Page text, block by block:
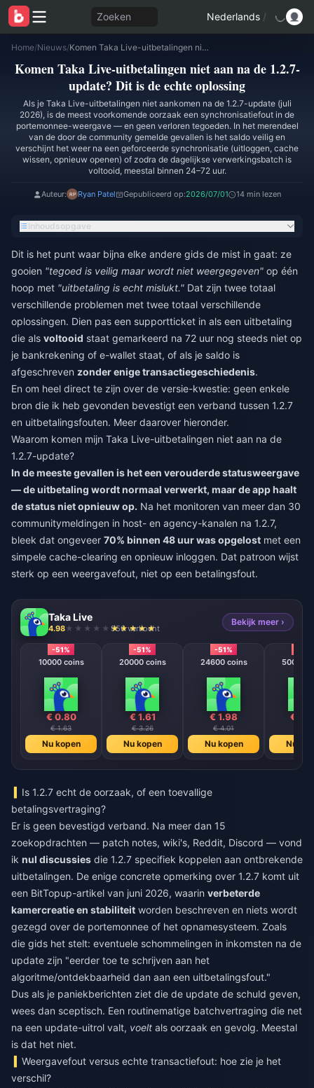
Zoeken Nederlands /
Home/Nieuws/ Komen Taka Live-uitbetalingen niet aan na de 1.2.7-update? Dit is de echte oplossing
Komen Taka Live-uitbetalingen niet aan na de 1.2.7-
update? Dit is de echte oplossing
Als je Taka Live-uitbetalingen niet aankomen na de 1.2.7-update (juli
2026), is de meest voorkomende oorzaak een synchronisatiefout in de
portemonnee-weergave — en geen verloren tegoeden. In het merendeel
van de door de community gemelde gevallen is het saldo veilig en
verschijnt het weer na een geforceerde synchronisatie (uitloggen, cache
wissen, opnieuw openen) of zodra de dagelijkse verwerkingsbatch is
voltooid, meestal binnen 24–72 uur.
Auteur: Ryan Patel Gepubliceerd op:2026/07/01 14 min lezen
Inhoudsopgave
Dit is het punt waar bijna elke andere gids de mist in gaat: ze
gooien "tegoed is veilig maar wordt niet weergegeven" op één
hoop met "uitbetaling is echt mislukt." Dat zijn twee totaal
verschillende problemen met twee totaal verschillende
oplossingen. Dien pas een supportticket in als een uitbetaling
die als voltooid staat gemarkeerd na 72 uur nog steeds niet op
je bankrekening of e-wallet staat, of als je saldo is
afgeschreven zonder enige transactiegeschiedenis.
En om heel direct te zijn over de versie-kwestie: geen enkele
bron die ik heb gevonden bevestigt een verband tussen 1.2.7
en uitbetalingsfouten. Meer daarover hieronder.
Waarom komen mijn Taka Live-uitbetalingen niet aan na de
1.2.7-update?
In de meeste gevallen is het een verouderde statusweergave
— de uitbetaling wordt normaal verwerkt, maar de app haalt
de status niet opnieuw op. Na het monitoren van meer dan 30
communitymeldingen in host- en agency-kanalen na 1.2.7,
bleek dat ongeveer 70% binnen 48 uur was opgelost met een
simpele cache-clearing en opnieuw inloggen. Dat patroon wijst
sterk op een weergavefout, niet op een betalingsfout.
Taka Live
4.98 956 verkocht
Bekijk meer ›
-51%
10000 coins
€ 0.80
€ 1.63
Nu kopen
-51%
20000 coins
€ 1.61
€ 3.26
Nu kopen
-51%
24600 coins
€ 1.98
€ 4.01
Nu kopen
50000
€
Nu
Is 1.2.7 echt de oorzaak, of een toevallige
betalingsvertraging?
Er is geen bevestigd verband. Na meer dan 15
zoekopdrachten — patch notes, wiki's, Reddit, Discord — vond
ik nul discussies die 1.2.7 specifiek koppelen aan ontbrekende
uitbetalingen. De enige concrete opmerking over 1.2.7 komt uit
een BitTopup-artikel van juni 2026, waarin verbeterde
kamercreatie en stabiliteit worden beschreven en niets wordt
gezegd over de portemonnee of het opnamesysteem. Zoals
die gids het stelt: eventuele schommelingen in inkomsten na de
update zijn "eerder toe te schrijven aan het
algoritme/ontdekbaarheid dan aan een uitbetalingsfout."
Dus als je paniekberichten ziet die de update de schuld geven,
wees dan sceptisch. Een routinematige batchvertraging die net
na een update-uitrol valt, voelt als oorzaak en gevolg. Meestal
is dat het niet.
Weergavefout versus echte transactiefout: hoe zie je het
verschil?